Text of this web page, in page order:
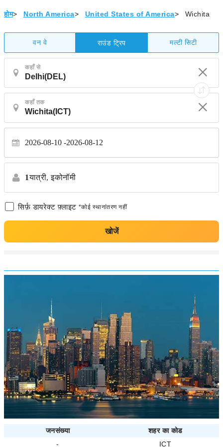
होम> North America> United States of America> Wichita
वन वे राउंड ट्रिप मल्टी सिटी
कहाँ से
कहाँ तक
2026-08-10 2026-08-12
1यात्री, इकोनॉमी
सिर्फ़ डायरेक्ट फ़्लाइट *कोई स्थानांतरण नहीं
खोजें
जनसंख्या
शहर का कोड
-
ICT